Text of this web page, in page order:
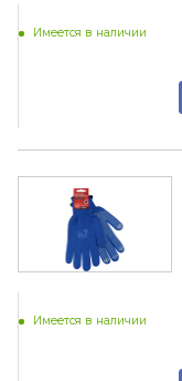
Имеется в наличии
Имеется в наличии